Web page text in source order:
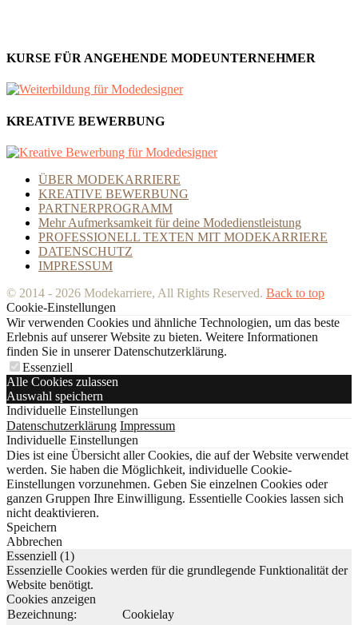
KURSE FÜR ANGEHENDE MODEUNTERNEHMER
KREATIVE BEWERBUNG
ÜBER MODEKARRIERE
KREATIVE BEWERBUNG
PARTNERPROGRAMM
Mehr Aufmerksamkeit für deine Modedienstleistung
PROFESSIONELL TEXTEN MIT MODEKARRIERE
DATENSCHUTZ
IMPRESSUM
© 2014 - 2026 Modekarriere, All Rights Reserved. Back to top
Cookie-Einstellungen
Wir verwenden Cookies und ähnliche Technologien, um das beste
Erlebnis auf unserer Website zu bieten. Weitere Informationen
finden Sie in unserer Datenschutzerklärung.
Essenziell
Alle Cookies zulassen
Auswahl speichern
Individuelle Einstellungen
Datenschutzerklärung Impressum
Individuelle Einstellungen
Dies ist eine Übersicht aller Cookies, die auf der Website verwendet
werden. Sie haben die Möglichkeit, individuelle Cookie-
Einstellungen vorzunehmen. Geben Sie einzelnen Cookies oder
ganzen Gruppen Ihre Einwilligung. Essentielle Cookies lassen sich
nicht deaktivieren.
Speichern
Abbrechen
Essenziell (1)
Essenzielle Cookies werden für die grundlegende Funktionalität der
Website benötigt.
Cookies anzeigen
Bezeichnung:
Cookielay